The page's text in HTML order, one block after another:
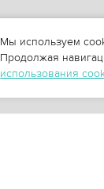
Мы используем
Продолжая
использования